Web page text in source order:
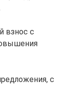
взнос с
с